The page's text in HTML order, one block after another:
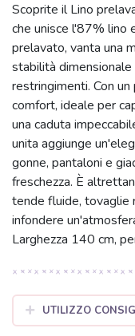
Scoprite il Lino
che unisce l'87% lino
prelavato, vanta una
stabilità dimensionale
restringimenti. Con
comfort, ideale per
una caduta
unita aggiunge
gonne, pantaloni e
freschezza. È
tende fluide, tovaglie
infondere
Larghezza 140 cm,
UTILIZZO